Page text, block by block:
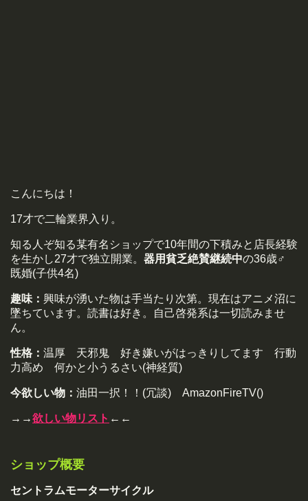
こんにちは！
17才で二輪業界入り。
知る人ぞ知る某有名ショップで10年間の下積みと店長経験
を生かし27才で独立開業。 器用貧乏絶賛継続中の36歳♂
既婚(子供4名)
趣味： 興味が湧いた物は手当たり次第。現在はアニメ沼に
墜ちています。読書は好き。自己啓発系は一切読みませ
ん。
性格： 温厚 天邪鬼 好き嫌いがはっきりしてます 行動
力高め 何かと小うるさい(神経質)
今欲しい物： 油田一択！！(冗談) AmazonFireTV()
→→欲しい物リスト ←←
ショップ概要
セントラムモーターサイクル